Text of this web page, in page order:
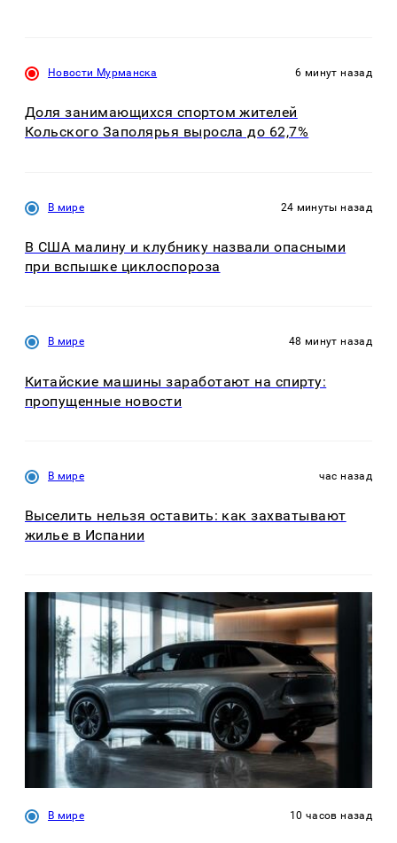
Новости Мурманска 6 минут назад
Доля занимающихся спортом жителей
Кольского Заполярья выросла до 62,7%
В мире 24 минуты назад
В США малину и клубнику назвали опасными
при вспышке циклоспороза
В мире 48 минут назад
Китайские машины заработают на спирту:
пропущенные новости
В мире час назад
Выселить нельзя оставить: как захватывают
жилье в Испании
В мире 10 часов назад